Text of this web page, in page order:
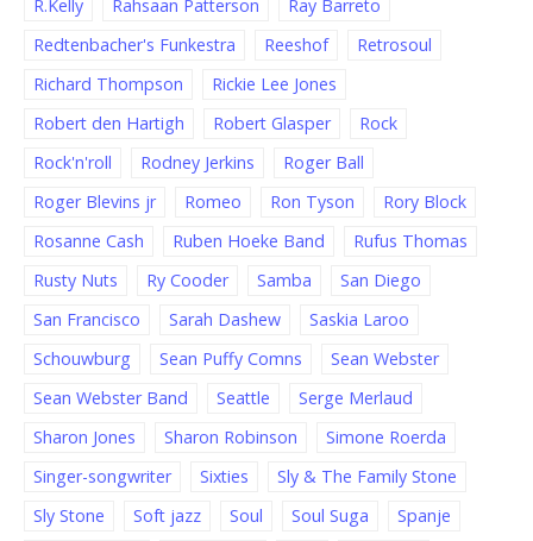
R.Kelly
Rahsaan Patterson
Ray Barreto
Redtenbacher's Funkestra
Reeshof
Retrosoul
Richard Thompson
Rickie Lee Jones
Robert den Hartigh
Robert Glasper
Rock
Rock'n'roll
Rodney Jerkins
Roger Ball
Roger Blevins jr
Romeo Ron Tyson
Rory Block
Rosanne Cash
Ruben Hoeke Band
Rufus Thomas
Rusty Nuts
Ry Cooder Samba
San Diego
San Francisco
Sarah Dashew
Saskia Laroo
Schouwburg
Sean Puffy Comns
Sean Webster
Sean Webster Band
Seattle
Serge Merlaud
Sharon Jones
Sharon Robinson
Simone Roerda
Singer-songwriter
Sixties
Sly & The Family Stone
Sly Stone
Soft jazz Soul Soul Suga
Spanje